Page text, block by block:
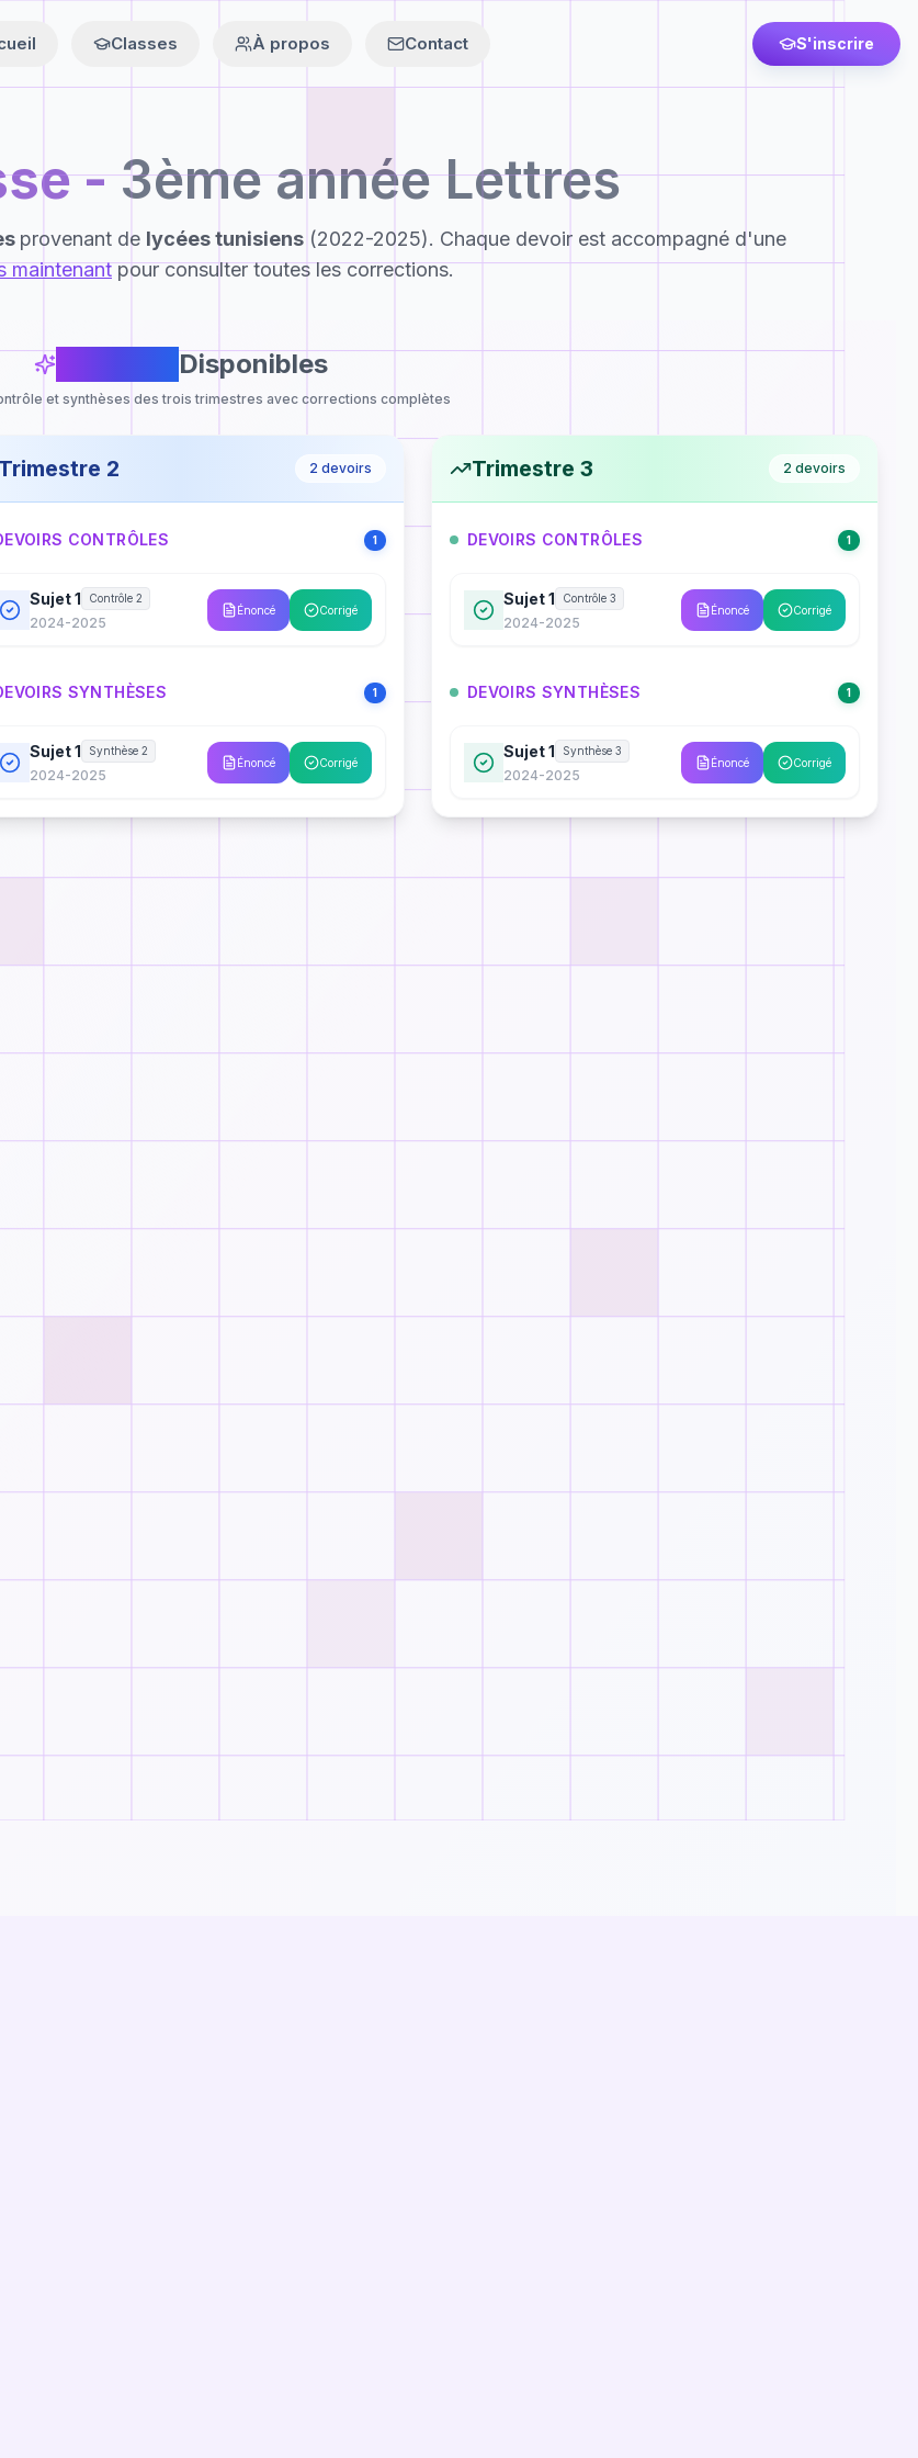
Classes À propos Contact S'inscrire
-3ème année Lettres
provenant de lycées tunisiens (2022-2025). Chaque devoir est accompagné d'une
maintenantpour consulter toutes les corrections.
Disponibles
et synthèses des trois trimestres avec corrections complètes
Trimestre 2 2 devoirs
CONTRÔLES 1
Sujet 1 Contrôle 2
2024-2025
Énoncé Corrigé
SYNTHÈSES 1
Sujet 1 Synthèse 2
2024-2025
Énoncé Corrigé
Trimestre 3 2 devoirs
DEVOIRS CONTRÔLES 1
Sujet 1 Contrôle 3
2024-2025
Énoncé Corrigé
DEVOIRS SYNTHÈSES 1
Sujet 1 Synthèse 3
2024-2025
Énoncé Corrigé